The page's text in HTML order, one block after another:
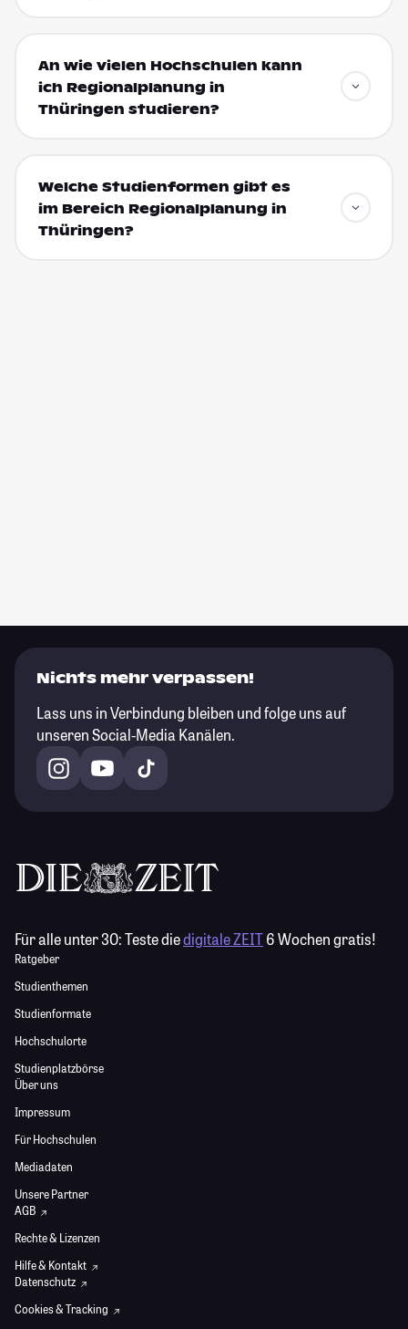
An wie vielen Hochschulen kann
ich Regionalplanung in
Thüringen studieren?
Welche Studienformen gibt es
im Bereich Regionalplanung in
Thüringen?
Nichts mehr verpassen!
Lass uns in Verbindung bleiben und folge uns auf
unseren Social-Media Kanälen.
Für alle unter 30:Teste diedigitale ZEIT6 Wochen gratis!
Ratgeber
Studienthemen
Studienformate
Hochschulorte
Studienplatzbörse
Über uns
Impressum
Für Hochschulen
Mediadaten
Unsere Partner
AGB
Rechte & Lizenzen
Hilfe & Kontakt
Datenschutz
Cookies & Tracking